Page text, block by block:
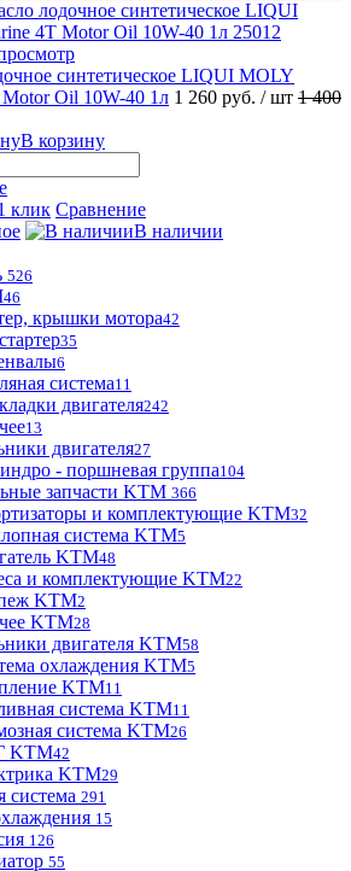
синтетическое LIQUI MOLY
Oil 10W-40 1л 1 260 руб. / шт 1 400
В корзину
клик Сравнение
В наличии
526
46
крышки мотора42
35
6
система11
двигателя242
13
двигателя27
- поршневая группа104
запчасти KTM 366
и комплектующие KTM32
система KTM5
KTM48
и комплектующие KTM22
KTM2
KTM28
двигателя KTM58
охлаждения KTM5
KTM11
система KTM11
система KTM26
KTM42
KTM29
система 291
15
126
55